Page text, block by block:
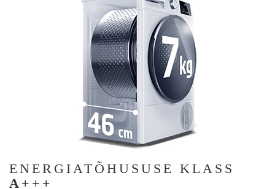
ENERGIATÕHUSUSE KLASS
A+++